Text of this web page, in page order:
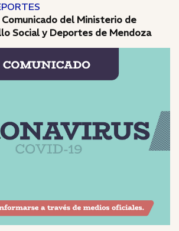
Comunicado del Ministerio de
Social y Deportes de Mendoza